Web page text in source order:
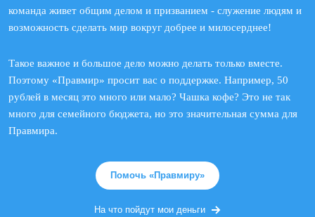
команда живет общим делом и призванием - служение людям и
возможность сделать мир вокруг добрее и милосерднее!
Такое важное и большое дело можно делать только вместе.
Поэтому «Правмир» просит вас о поддержке. Например, 50
рублей в месяц это много или мало? Чашка кофе? Это не так
много для семейного бюджета, но это значительная сумма для
Правмира.
Помочь «Правмиру»
На что пойдут мои деньги